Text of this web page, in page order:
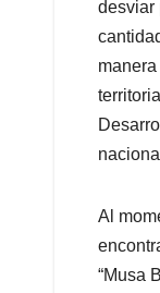
desviar
Al
“Musa